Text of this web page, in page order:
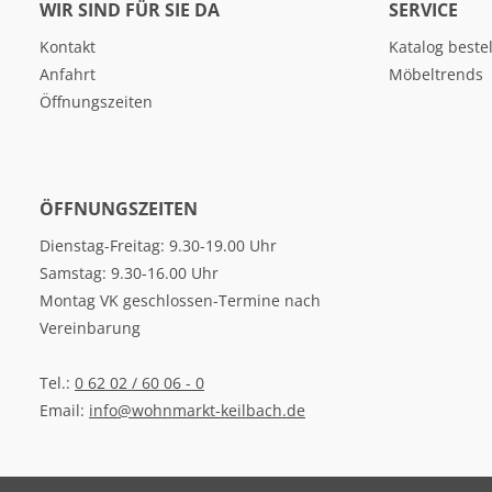
WIR SIND FÜR SIE DA
Kontakt
Anfahrt
Öffnungszeiten
SERVICE
Katalog
Möbeltrends
ÖFFNUNGSZEITEN
Dienstag-Freitag: 9.30-19.00 Uhr
Samstag: 9.30-16.00 Uhr
Montag VK geschlossen-Termine nach
Vereinbarung
Tel.: 0 62 02 / 60 06 - 0
Email: info@wohnmarkt-keilbach.de